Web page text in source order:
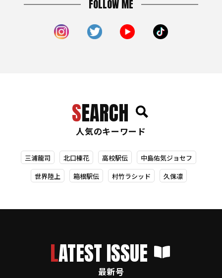
FOLLOW ME
SEARCH
人気のキーワード
三浦龍司 北口榛花 高校駅伝 中島佑気ジョセフ
世界陸上 箱根駅伝 村竹ラシッド 久保凛
LATEST ISSUE
最新号